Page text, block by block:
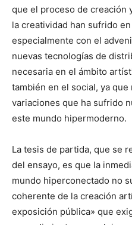
que el proceso de creación
la creatividad han sufrido
especialmente con el
nuevas tecnologías de
necesaria en el ámbito
también en el social, ya que
variaciones que ha sufrido
este mundo hipermoderno.
La tesis de partida, que se
del ensayo, es que la
mundo hiperconectado no
coherente de la creación
exposición pública» que